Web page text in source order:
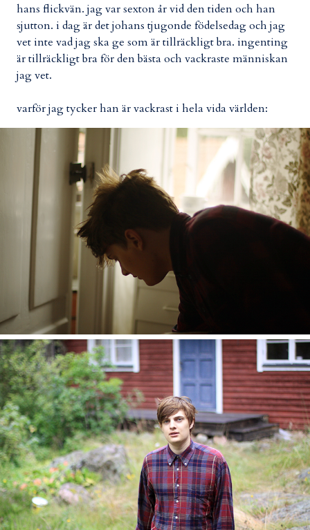
hans flickvän. jag var sexton år vid den tiden och han
sjutton. i dag är det johans tjugonde födelsedag och jag
vet inte vad jag ska ge som är tillräckligt bra. ingenting
är tillräckligt bra för den bästa och vackraste människan
jag vet.
varför jag tycker han är vackrast i hela vida världen: